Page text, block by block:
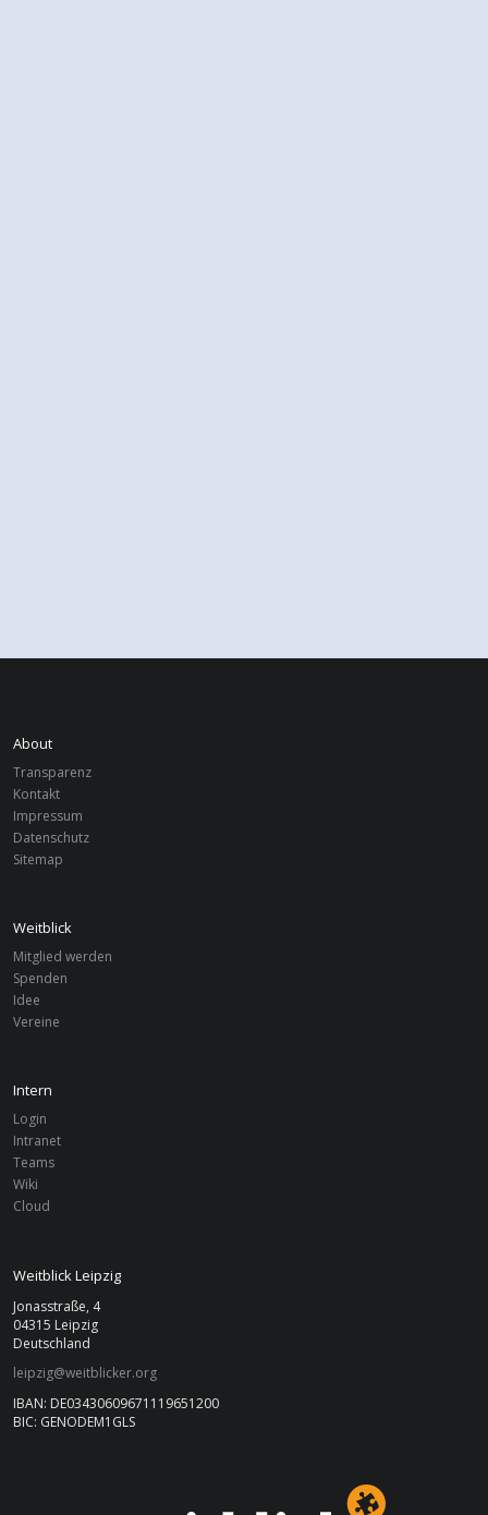
About
Transparenz
Kontakt
Impressum
Datenschutz
Sitemap
Weitblick
Mitglied werden
Spenden
Idee
Vereine
Intern
Login
Intranet
Teams
Wiki
Cloud
Weitblick Leipzig
Jonasstraße, 4
04315 Leipzig
Deutschland
leipzig@weitblicker.org
IBAN: DE03430609671119651200
BIC: GENODEM1GLS